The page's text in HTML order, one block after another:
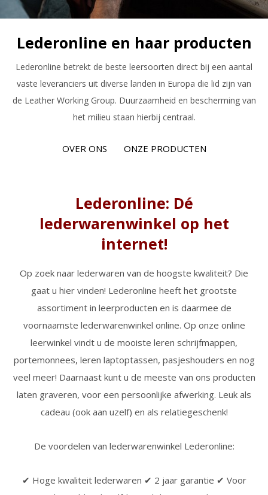
Lederonline en haar producten
Lederonline betrekt de beste leersoorten direct bij een aantal
vaste leveranciers uit diverse landen in Europa die lid zijn van
de Leather Working Group. Duurzaamheid en bescherming van
het milieu staan hierbij centraal.
OVER ONS ONZE PRODUCTEN
Lederonline: Dé
lederwarenwinkel op het
internet!
Op zoek naar lederwaren van de hoogste kwaliteit? Die
gaat u hier vinden! Lederonline heeft het grootste
assortiment in leerproducten en is daarmee de
voornaamste lederwarenwinkel online. Op onze online
leerwinkel vindt u de mooiste leren schrijfmappen,
portemonnees, leren laptoptassen, pasjeshouders en nog
veel meer! Daarnaast kunt u de meeste van ons producten
laten graveren, voor een persoonlijke afwerking. Leuk als
cadeau (ook aan uzelf) en als relatiegeschenk!
De voordelen van lederwarenwinkel Lederonline:
✔ Hoge kwaliteit lederwaren ✔ 2 jaar garantie ✔ Voor